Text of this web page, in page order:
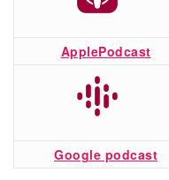
ApplePodcast
Google podcast